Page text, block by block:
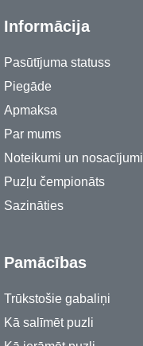
Informācija
Pasūtījuma statuss
Piegāde
Apmaksa
Par mums
Noteikumi un nosacījumi
Puzļu čempionāts
Sazināties
Pamācības
Trūkstošie gabaliņi
Kā salīmēt puzli